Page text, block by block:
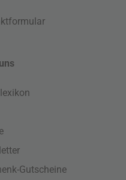
Gutscheine